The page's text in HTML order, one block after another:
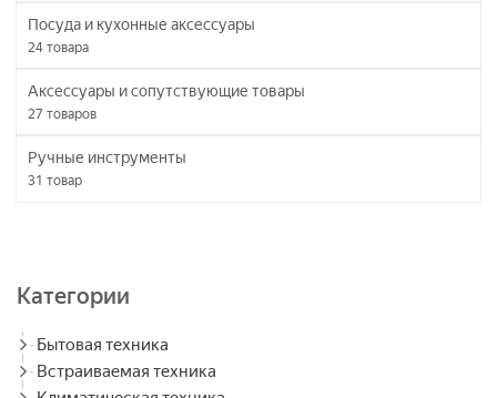
Посуда и кухонные аксессуары
24 товара
Аксессуары и сопутствующие товары
27 товаров
Ручные инструменты
31 товар
Категории
Бытовая техника
Встраиваемая техника